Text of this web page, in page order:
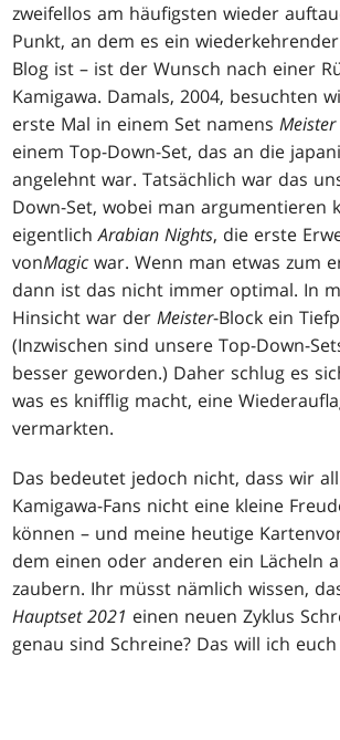
zweifellos am häufigsten wieder
Punkt, an dem es ein
Blog ist – ist der Wunsch nach einer
Kamigawa. Damals, 2004, besuchten
erste Mal in einem Set namens
einem Top-Down-Set, das an die
angelehnt war. Tatsächlich war das
Down-Set, wobei man argumentieren
eigentlichArabian Nights, die erste
vonMagic war. Wenn man etwas zum
dann ist das nicht immer optimal. In
Hinsicht war derMeister-Block ein
(Inzwischen sind unsere Top-Down-
besser geworden.) Daher schlug es
was es knifflig macht, eine
vermarkten.
Das bedeutet jedoch nicht, dass wir
Kamigawa-Fans nicht eine kleine
können – und meine heutige
dem einen oder anderen ein Lächeln
zaubern. Ihr müsst nämlich wissen,
Hauptset 2021 einen neuen Zyklus
genau sind Schreine? Das will ich euch